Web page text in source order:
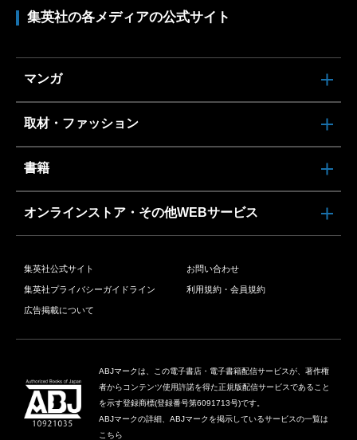
集英社の各メディアの公式サイト
マンガ
取材・ファッション
書籍
オンラインストア・その他WEBサービス
集英社公式サイト お問い合わせ
集英社プライバシーガイドライン 利用規約・会員規約
広告掲載について
ABJマークは、この電子書店・電子書籍配信サービスが、著作権
者からコンテンツ使用許諾を得た正規版配信サービスであること
を示す登録商標(登録番号第6091713号)です。
ABJマークの詳細、ABJマークを掲示しているサービスの一覧は
こちら